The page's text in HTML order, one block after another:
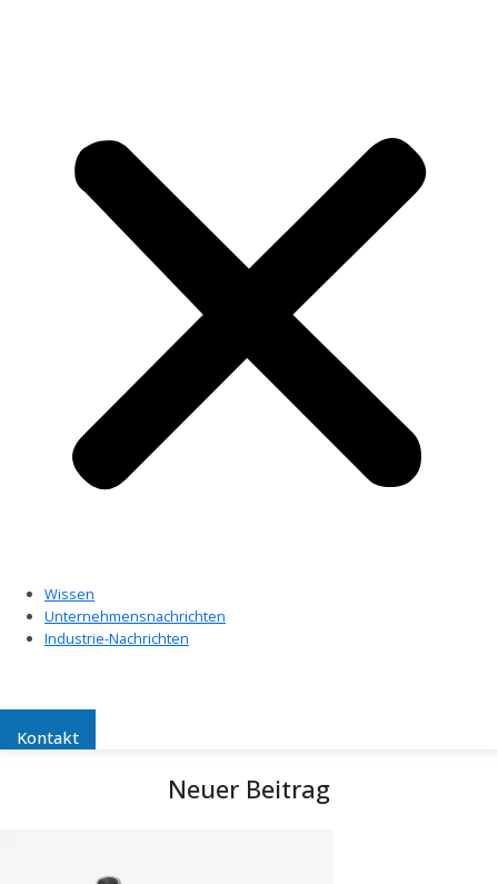
Wissen
Unternehmensnachrichten
Industrie-Nachrichten
Kontakt
Neuer Beitrag